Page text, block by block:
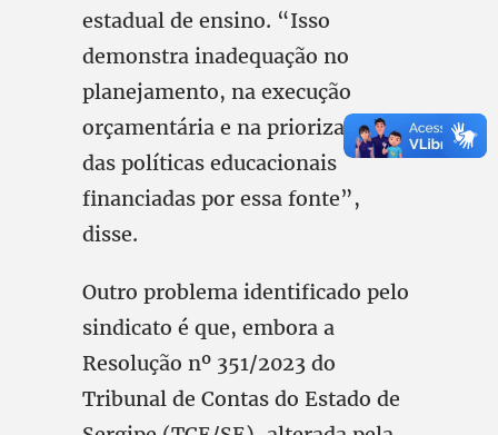
estadual de ensino. “Isso
demonstra inadequação no
planejamento, na execução
orçamentária e na priorização
das políticas educacionais
financiadas por essa fonte”,
disse.
Outro problema identificado pelo
sindicato é que, embora a
Resolução nº 351/2023 do
Tribunal de Contas do Estado de